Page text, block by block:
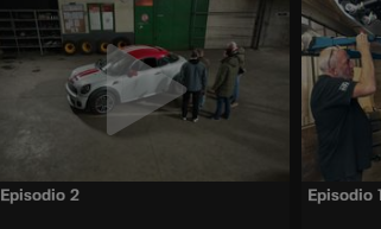
Episodio 2 Episodio 1